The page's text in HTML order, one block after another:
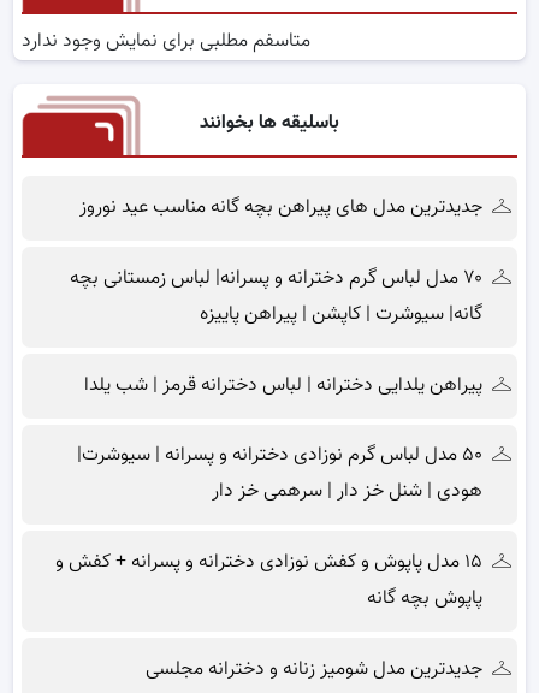
متاسفم مطلبی برای نمایش وجود ندارد
باسلیقه ها بخوانند
جدیدترین مدل های پیراهن بچه گانه مناسب عید نوروز
۷۰ مدل لباس گرم دخترانه و پسرانه| لباس زمستانی بچه
گانه| سیوشرت | کاپشن | پیراهن پاییزه
پیراهن یلدایی دخترانه | لباس دخترانه قرمز | شب یلدا
۵۰ مدل لباس گرم نوزادی دخترانه و پسرانه | سیوشرت|
هودی | شنل خز دار | سرهمی خز دار
۱۵ مدل پاپوش و کفش نوزادی دخترانه و پسرانه + کفش و
پاپوش بچه گانه
جدیدترین مدل شومیز زنانه و دخترانه مجلسی